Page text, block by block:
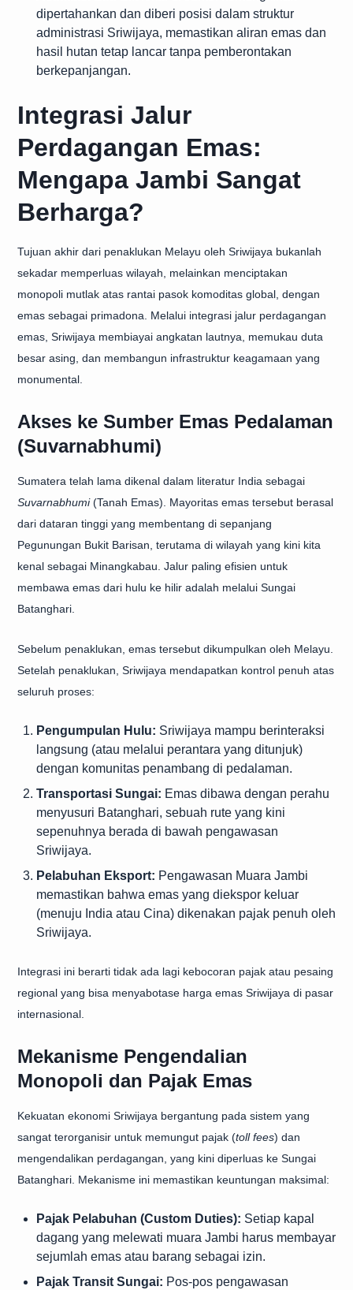
dipertahankan dan diberi posisi dalam struktur
administrasi Sriwijaya, memastikan aliran emas dan
hasil hutan tetap lancar tanpa pemberontakan
berkepanjangan.
Integrasi Jalur
Perdagangan Emas:
Mengapa Jambi Sangat
Berharga?
Tujuan akhir dari penaklukan Melayu oleh Sriwijaya bukanlah
sekadar memperluas wilayah, melainkan menciptakan
monopoli mutlak atas rantai pasok komoditas global, dengan
emas sebagai primadona. Melalui integrasi jalur perdagangan
emas, Sriwijaya membiayai angkatan lautnya, memukau duta
besar asing, dan membangun infrastruktur keagamaan yang
monumental.
Akses ke Sumber Emas Pedalaman
(Suvarnabhumi)
Sumatera telah lama dikenal dalam literatur India sebagai
Suvarnabhumi(Tanah Emas). Mayoritas emas tersebut berasal
dari dataran tinggi yang membentang di sepanjang
Pegunungan Bukit Barisan, terutama di wilayah yang kini kita
kenal sebagai Minangkabau. Jalur paling efisien untuk
membawa emas dari hulu ke hilir adalah melalui Sungai
Batanghari.
Sebelum penaklukan, emas tersebut dikumpulkan oleh Melayu.
Setelah penaklukan, Sriwijaya mendapatkan kontrol penuh atas
seluruh proses:
Pengumpulan Hulu: Sriwijaya mampu berinteraksi
langsung (atau melalui perantara yang ditunjuk)
dengan komunitas penambang di pedalaman.
Transportasi Sungai: Emas dibawa dengan perahu
menyusuri Batanghari, sebuah rute yang kini
sepenuhnya berada di bawah pengawasan
Sriwijaya.
Pelabuhan Eksport: Pengawasan Muara Jambi
memastikan bahwa emas yang diekspor keluar
(menuju India atau Cina) dikenakan pajak penuh oleh
Sriwijaya.
Integrasi ini berarti tidak ada lagi kebocoran pajak atau pesaing
regional yang bisa menyabotase harga emas Sriwijaya di pasar
internasional.
Mekanisme Pengendalian
Monopoli dan Pajak Emas
Kekuatan ekonomi Sriwijaya bergantung pada sistem yang
sangat terorganisir untuk memungut pajak (toll fees) dan
mengendalikan perdagangan, yang kini diperluas ke Sungai
Batanghari. Mekanisme ini memastikan keuntungan maksimal:
Pajak Pelabuhan (Custom Duties): Setiap kapal
dagang yang melewati muara Jambi harus membayar
sejumlah emas atau barang sebagai izin.
Pajak Transit Sungai: Pos-pos pengawasan